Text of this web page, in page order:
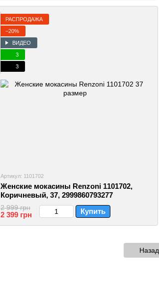
РАСПРОДАЖА
−20%
ВИДЕО
3
3
Артикул: 1101702
Женские мокасины Renzoni 1101702,
Коричневый, 37, 2999860793277
2 999 грн
2 399 грн Купить
Назад